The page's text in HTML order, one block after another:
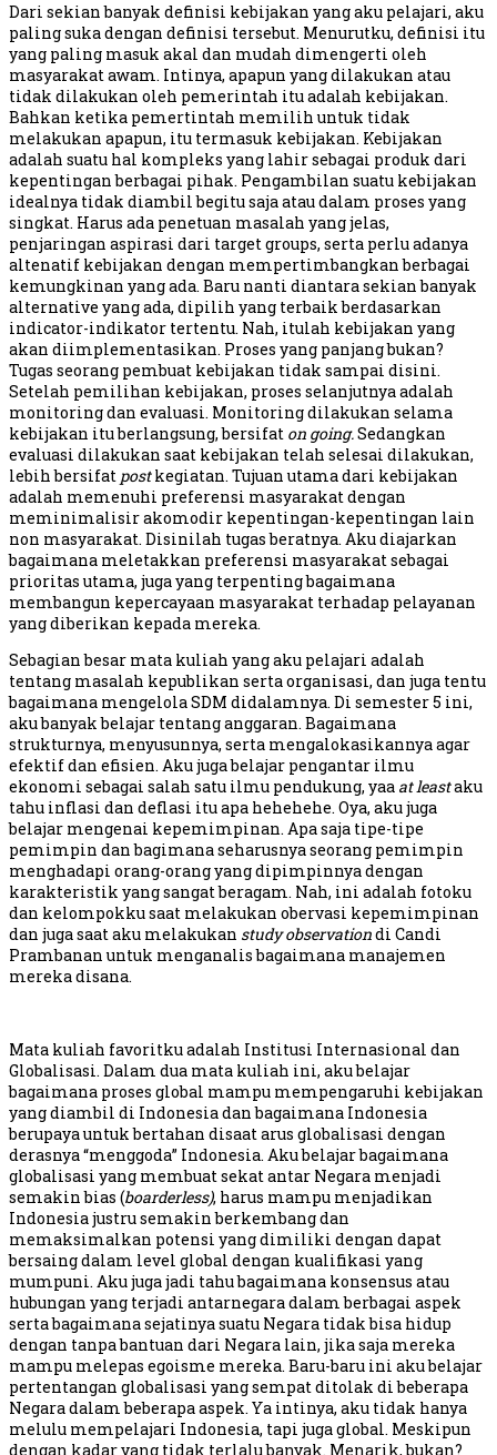
Dari sekian banyak definisi kebijakan yang aku pelajari, aku
paling suka dengan definisi tersebut. Menurutku, definisi itu
yang paling masuk akal dan mudah dimengerti oleh
masyarakat awam. Intinya, apapun yang dilakukan atau
tidak dilakukan oleh pemerintah itu adalah kebijakan.
Bahkan ketika pemertintah memilih untuk tidak
melakukan apapun, itu termasuk kebijakan. Kebijakan
adalah suatu hal kompleks yang lahir sebagai produk dari
kepentingan berbagai pihak. Pengambilan suatu kebijakan
idealnya tidak diambil begitu saja atau dalam proses yang
singkat. Harus ada penetuan masalah yang jelas,
penjaringan aspirasi dari target groups, serta perlu adanya
altenatif kebijakan dengan mempertimbangkan berbagai
kemungkinan yang ada. Baru nanti diantara sekian banyak
alternative yang ada, dipilih yang terbaik berdasarkan
indicator-indikator tertentu. Nah, itulah kebijakan yang
akan diimplementasikan. Proses yang panjang bukan?
Tugas seorang pembuat kebijakan tidak sampai disini.
Setelah pemilihan kebijakan, proses selanjutnya adalah
monitoring dan evaluasi. Monitoring dilakukan selama
kebijakan itu berlangsung, bersifat on going.Sedangkan
evaluasi dilakukan saat kebijakan telah selesai dilakukan,
lebih bersifat postkegiatan. Tujuan utama dari kebijakan
adalah memenuhi preferensi masyarakat dengan
meminimalisir akomodir kepentingan-kepentingan lain
non masyarakat. Disinilah tugas beratnya. Aku diajarkan
bagaimana meletakkan preferensi masyarakat sebagai
prioritas utama, juga yang terpenting bagaimana
membangun kepercayaan masyarakat terhadap pelayanan
yang diberikan kepada mereka.
Sebagian besar mata kuliah yang aku pelajari adalah
tentang masalah kepublikan serta organisasi, dan juga tentu
bagaimana mengelola SDM didalamnya. Di semester 5 ini,
aku banyak belajar tentang anggaran. Bagaimana
strukturnya, menyusunnya, serta mengalokasikannya agar
efektif dan efisien. Aku juga belajar pengantar ilmu
ekonomi sebagai salah satu ilmu pendukung, yaa at leastaku
tahu inflasi dan deflasi itu apa hehehehe. Oya, aku juga
belajar mengenai kepemimpinan. Apa saja tipe-tipe
pemimpin dan bagimana seharusnya seorang pemimpin
menghadapi orang-orang yang dipimpinnya dengan
karakteristik yang sangat beragam. Nah, ini adalah fotoku
dan kelompokku saat melakukan obervasi kepemimpinan
dan juga saat aku melakukan study observationdi Candi
Prambanan untuk menganalis bagaimana manajemen
mereka disana.
Mata kuliah favoritku adalah Institusi Internasional dan
Globalisasi. Dalam dua mata kuliah ini, aku belajar
bagaimana proses global mampu mempengaruhi kebijakan
yang diambil di Indonesia dan bagaimana Indonesia
berupaya untuk bertahan disaat arus globalisasi dengan
derasnya “menggoda” Indonesia. Aku belajar bagaimana
globalisasi yang membuat sekat antar Negara menjadi
semakin bias (boarderless), harus mampu menjadikan
Indonesia justru semakin berkembang dan
memaksimalkan potensi yang dimiliki dengan dapat
bersaing dalam level global dengan kualifikasi yang
mumpuni. Aku juga jadi tahu bagaimana konsensus atau
hubungan yang terjadi antarnegara dalam berbagai aspek
serta bagaimana sejatinya suatu Negara tidak bisa hidup
dengan tanpa bantuan dari Negara lain, jika saja mereka
mampu melepas egoisme mereka. Baru-baru ini aku belajar
pertentangan globalisasi yang sempat ditolak di beberapa
Negara dalam beberapa aspek. Ya intinya, aku tidak hanya
melulu mempelajari Indonesia, tapi juga global. Meskipun
dengan kadar yang tidak terlalu banyak. Menarik, bukan?